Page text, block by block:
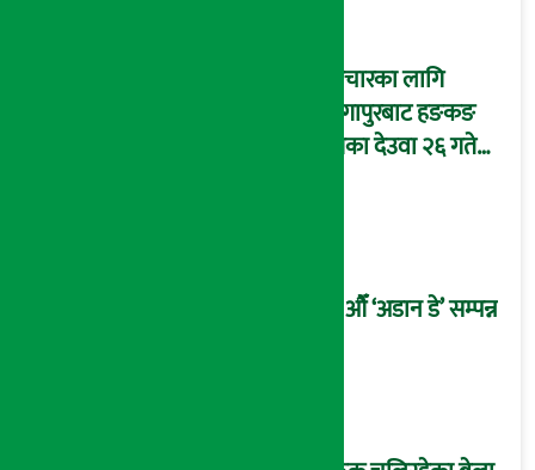
उपचारका लागि
सिंगापुरबाट हङकङ
पुगेका देउवा २६ गते
२१औँ ‘अडान डे’ सम्पन्न